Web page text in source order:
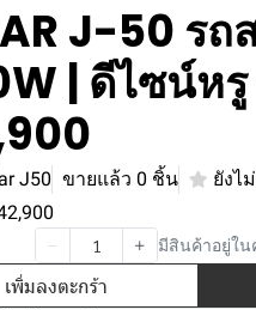
J-50 ร
| ดีไซน์หรู
J50 ขายแล้ว 0 ชิ้น ยังไ
มีสินค้าอยู่ใน
เพิ่มลงตะกร้า